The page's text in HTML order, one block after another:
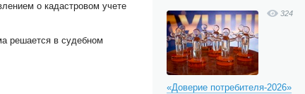
о кадастровом учете
решается в судебном
324
«Доверие потребителя-2026»